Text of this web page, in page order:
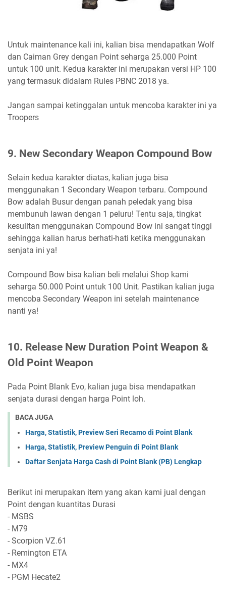
Untuk maintenance kali ini, kalian bisa mendapatkan Wolf
dan Caiman Grey dengan Point seharga 25.000 Point
untuk 100 unit. Kedua karakter ini merupakan versi HP 100
yang termasuk didalam Rules PBNC 2018 ya.
Jangan sampai ketinggalan untuk mencoba karakter ini ya
Troopers
9. New Secondary Weapon Compound Bow
Selain kedua karakter diatas, kalian juga bisa
menggunakan 1 Secondary Weapon terbaru. Compound
Bow adalah Busur dengan panah peledak yang bisa
membunuh lawan dengan 1 peluru! Tentu saja, tingkat
kesulitan menggunakan Compound Bow ini sangat tinggi
sehingga kalian harus berhati-hati ketika menggunakan
senjata ini ya!
Compound Bow bisa kalian beli melalui Shop kami
seharga 50.000 Point untuk 100 Unit. Pastikan kalian juga
mencoba Secondary Weapon ini setelah maintenance
nanti ya!
10. Release New Duration Point Weapon &
Old Point Weapon
Pada Point Blank Evo, kalian juga bisa mendapatkan
senjata durasi dengan harga Point loh.
BACA JUGA
Harga, Statistik, Preview Seri Recamo di Point Blank
Harga, Statistik, Preview Penguin di Point Blank
Daftar Senjata Harga Cash di Point Blank (PB) Lengkap
Berikut ini merupakan item yang akan kami jual dengan
Point dengan kuantitas Durasi
- MSBS
- M79
- Scorpion VZ.61
- Remington ETA
- MX4
- PGM Hecate2